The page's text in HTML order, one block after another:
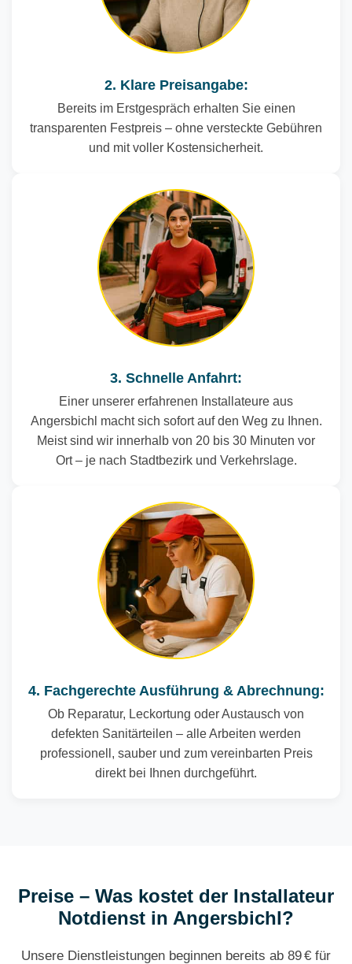
2. Klare Preisangabe:
Bereits im Erstgespräch erhalten Sie einen
transparenten Festpreis – ohne versteckte Gebühren
und mit voller Kostensicherheit.
3. Schnelle Anfahrt:
Einer unserer erfahrenen Installateure aus
Angersbichl macht sich sofort auf den Weg zu Ihnen.
Meist sind wir innerhalb von 20 bis 30 Minuten vor
Ort – je nach Stadtbezirk und Verkehrslage.
4. Fachgerechte Ausführung & Abrechnung:
Ob Reparatur, Leckortung oder Austausch von
defekten Sanitärteilen – alle Arbeiten werden
professionell, sauber und zum vereinbarten Preis
direkt bei Ihnen durchgeführt.
Preise – Was kostet der Installateur
Notdienst in Angersbichl?
Unsere Dienstleistungen beginnen bereits ab 89 € für